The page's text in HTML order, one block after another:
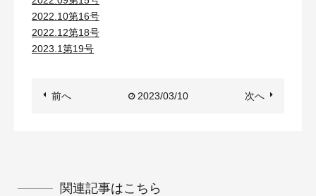
2022.10第16号
2022.12第18号
2023.1第19号
前へ 次へ
2023/03/10
関連記事はこちら